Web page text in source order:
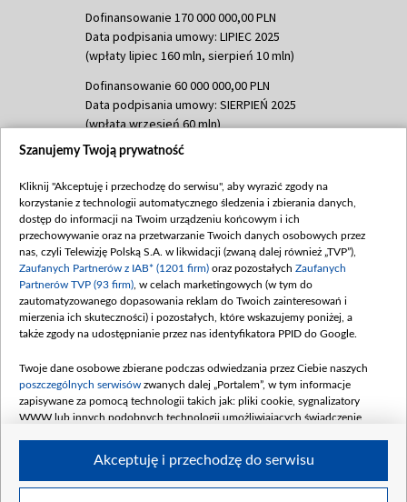
Dofinansowanie 170 000 000,00 PLN
Data podpisania umowy: LIPIEC 2025
(wpłaty lipiec 160 mln, sierpień 10 mln)
Dofinansowanie 60 000 000,00 PLN
Data podpisania umowy: SIERPIEŃ 2025
(wpłata wrzesień 60 mln)
Dofinansowanie 635 783 051,21 PLN
(wpłata wrzesień 100 mln, październik 350
mln, listopad 265 mln)
Dofinansowanie 48 862 000,00 PLN
Data podpisania umowy: GRUDZIEŃ 2025
(wpłata grudzień 60,548 mln)
Dofinansowanie 900 000 000,00 PLN
Data podpisania umowy: LUTY 2026 (wpłata
kwiecień 180 mln, 7 maja 180 mln, 8
czerwca 90 mln)
Dofinansowanie 250 000 000,00 PLN
4 sierpnia 250 mln
Szanujemy Twoją prywatność
Kliknij "Akceptuję i przechodzę do serwisu", aby wyrazić zgody na
korzystanie z technologii automatycznego śledzenia i zbierania danych,
dostęp do informacji na Twoim urządzeniu końcowym i ich
przechowywanie oraz na przetwarzanie Twoich danych osobowych przez
nas, czyli Telewizję Polską S.A. w likwidacji (zwaną dalej również „TVP”),
Zaufanych Partnerów z IAB* (1201 firm) oraz pozostałych Zaufanych
Partnerów TVP (93 firm) , w celach marketingowych (w tym do
zautomatyzowanego dopasowania reklam do Twoich zainteresowań i
mierzenia ich skuteczności) i pozostałych, które wskazujemy poniżej, a
także zgody na udostępnianie przez nas identyfikatora PPID do Google.
Twoje dane osobowe zbierane podczas odwiedzania przez Ciebie naszych
poszczególnych serwisów zwanych dalej „Portalem”, w tym informacje
zapisywane za pomocą technologii takich jak: pliki cookie, sygnalizatory
WWW lub innych podobnych technologii umożliwiających świadczenie
Akceptuję i przechodzę do serwisu